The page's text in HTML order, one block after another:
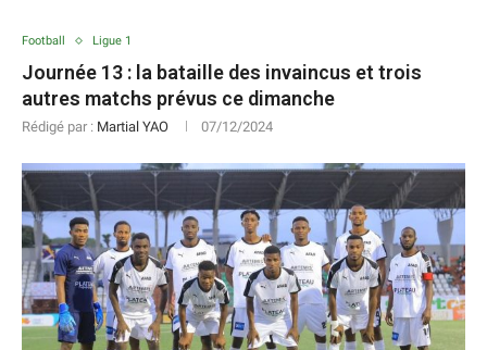
Football Ligue 1
Journée 13 : la bataille des invaincus et trois
autres matchs prévus ce dimanche
Rédigé par : Martial YAO 07/12/2024